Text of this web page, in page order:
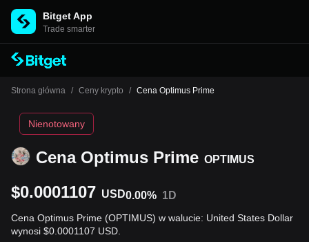
Bitget App
Trade smarter
Strona główna / Ceny krypto / Cena Optimus Prime
Cena Optimus Prime OPTIMUS
Nienotowany
$0.0001107 USD0.00% 1D
Cena Optimus Prime (OPTIMUS) w walucie: United States Dollar
wynosi $0.0001107 USD.